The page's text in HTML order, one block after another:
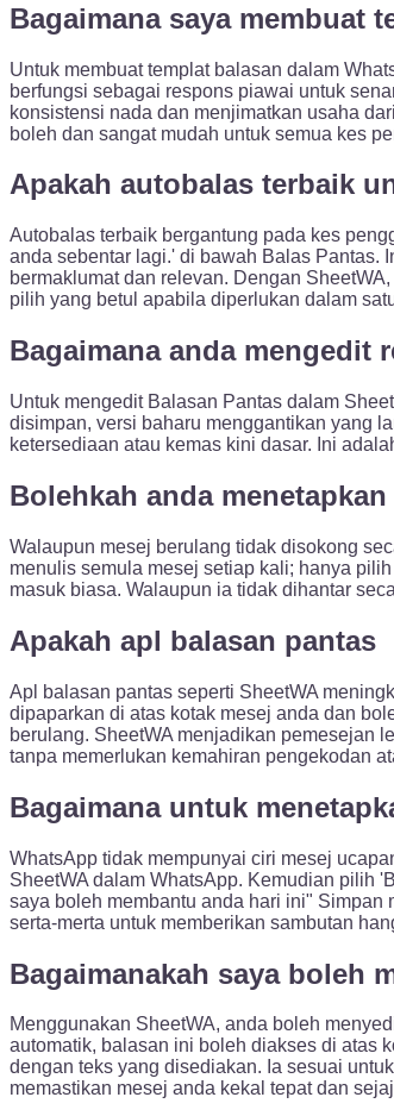
Bagaimana saya membuat
Untuk membuat templat balasan dalam
berfungsi sebagai respons piawai untuk
konsistensi nada dan menjimatkan usaha
boleh dan sangat mudah untuk semua kes
Apakah autobalas terbaik
Autobalas terbaik bergantung pada kes
anda sebentar lagi.' di bawah Balas Pantas.
bermaklumat dan relevan. Dengan
pilih yang betul apabila diperlukan dalam
Bagaimana anda mengedit
Untuk mengedit Balasan Pantas dalam
disimpan, versi baharu menggantikan yang
ketersediaan atau kemas kini dasar. Ini
Bolehkah anda
Walaupun mesej berulang tidak disokong
menulis semula mesej setiap kali; hanya
masuk biasa. Walaupun ia tidak dihantar
Apakah apl balasan pantas
Apl balasan pantas seperti SheetWA
dipaparkan di atas kotak mesej anda dan
berulang. SheetWA menjadikan pemesejan
tanpa memerlukan kemahiran pengekodan
Bagaimana untuk
WhatsApp tidak mempunyai ciri mesej
SheetWA dalam WhatsApp. Kemudian pilih
saya boleh membantu anda hari ini" Simpan
serta-merta untuk memberikan sambutan
Bagaimanakah saya boleh
Menggunakan SheetWA, anda boleh
automatik, balasan ini boleh diakses di atas
dengan teks yang disediakan. Ia sesuai
memastikan mesej anda kekal tepat dan